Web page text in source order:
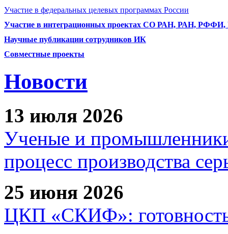
Участие в федеральных целевых программах России
Участие в интеграционных проектах СО РАН, РАН,
Научные публикации сотрудников ИК
Совместные проекты
Новости
13 июля 2026
Ученые и
процесс производства
25 июня 2026
ЦКП «СКИФ»: готовность